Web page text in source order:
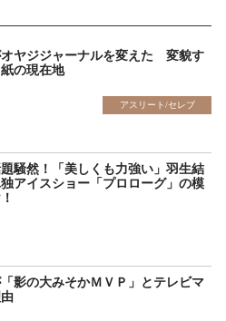
ヤジジャーナルを変えた 変貌す
の現在地
アスリート/セレブ
題騒然！「美しくも力強い」羽生結
アイスショー「プロローグ」の模
影の大みそかＭＶＰ」とテレビマ